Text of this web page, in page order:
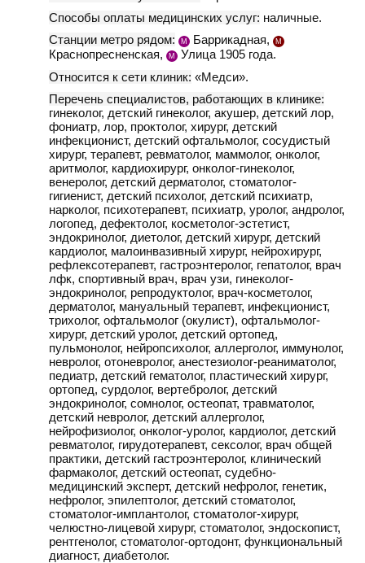
Способы оплаты медицинских услуг: наличные.
Станции метро рядом:
М Баррикадная, М
Краснопресненская, М
Улица 1905 года.
Относится к сети клиник: «Медси».
Перечень специалистов, работающих в клинике:
гинеколог, детский гинеколог, акушер, детский лор,
фониатр, лор, проктолог, хирург, детский
инфекционист, детский офтальмолог, сосудистый
хирург, терапевт, ревматолог, маммолог, онколог,
аритмолог, кардиохирург, онколог-гинеколог,
венеролог, детский дерматолог, стоматолог-
гигиенист, детский психолог, детский психиатр,
нарколог, психотерапевт, психиатр, уролог, андролог,
логопед, дефектолог, косметолог-эстетист,
эндокринолог, диетолог, детский хирург, детский
кардиолог, малоинвазивный хирург, нейрохирург,
рефлексотерапевт, гастроэнтеролог, гепатолог, врач
лфк, спортивный врач, врач узи, гинеколог-
эндокринолог, репродуктолог, врач-косметолог,
дерматолог, мануальный терапевт, инфекционист,
трихолог, офтальмолог (окулист), офтальмолог-
хирург, детский уролог, детский ортопед,
пульмонолог, нейропсихолог, аллерголог, иммунолог,
невролог, отоневролог, анестезиолог-реаниматолог,
педиатр, детский гематолог, пластический хирург,
ортопед, сурдолог, вертебролог, детский
эндокринолог, сомнолог, остеопат, травматолог,
детский невролог, детский аллерголог,
нейрофизиолог, онколог-уролог, кардиолог, детский
ревматолог, гирудотерапевт, сексолог, врач общей
практики, детский гастроэнтеролог, клинический
фармаколог, детский остеопат, судебно-
медицинский эксперт, детский нефролог, генетик,
нефролог, эпилептолог, детский стоматолог,
стоматолог-имплантолог, стоматолог-хирург,
челюстно-лицевой хирург, стоматолог, эндоскопист,
рентгенолог, стоматолог-ортодонт, функциональный
диагност, диабетолог.